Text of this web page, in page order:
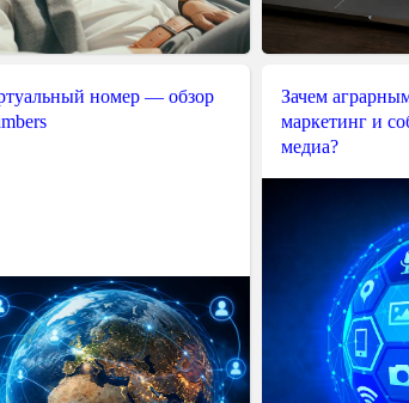
номер — обзор
Зачем
маркетинг и
медиа?